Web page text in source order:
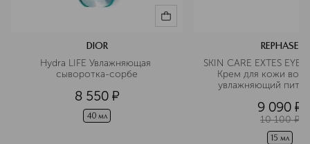
DIOR
Hydra LIFE Увлажняющая
сыворотка-сорбе
8 550 ¤
40 мл
REPHASE
SKIN CARE EXTES EYE
Крем для кожи
увлажняющий
9 090 ¤
10 100 ¤
15 мл